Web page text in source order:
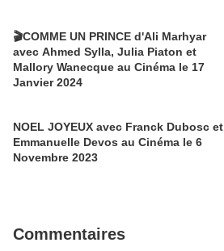
🎬COMME UN PRINCE d'Ali Marhyar
avec Ahmed Sylla, Julia Piaton et
Mallory Wanecque au Cinéma le 17
Janvier 2024
NOEL JOYEUX avec Franck Dubosc et
Emmanuelle Devos au Cinéma le 6
Novembre 2023
Commentaires